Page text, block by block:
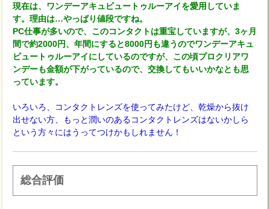
現在は、ワンデーアキュビュートゥルーアイを愛用していま
す。理由は…やっぱり値段ですね。
PC仕事が多いので、このコンタクトは重宝していますが、3ヶ月
間で約2000円、年間にすると8000円も違うのでワンデーアキュ
ビュートゥルーアイにしているのですが、この頃プロクリアワ
ンデーも金額が下がっているので、交換してもいいかなとも思
っています。
いろいろ、コンタクトレンズを使ってみたけど、乾燥から抜け
出せない方、もっと潤いのあるコンタクトレンズはないかしら
という方々にはうってつけかもしれません！
総合評価